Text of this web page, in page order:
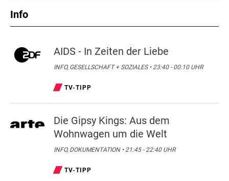
Info
AIDS - In Zeiten der Liebe
INFO, GESELLSCHAFT + SOZIALES • 23:40 - 00:10 UHR
TV-TIPP
Die Gipsy Kings: Aus dem
Wohnwagen um die Welt
INFO, DOKUMENTATION • 21:45 - 22:40 UHR
TV-TIPP